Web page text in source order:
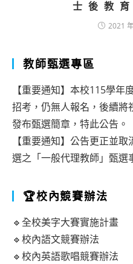
士後教
2021
教師甄選專區
【重要通知】本校115學年
招考，仍無人報名，後續
發布甄選簡章，特此公告。
【重要通知】公告更正並
選之「一般代理教師」甄選
🏆校內競賽辦法
🔹全校美字大賽實施計畫
🔹校內語文競賽辦法
🔹校內英語歌唱競賽辦法